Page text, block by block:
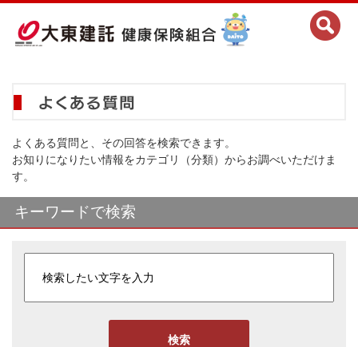
よくある質問と、その回答を検索できます。
お知りになりたい情報をカテゴリ（分類）からお調べいただけま
す。
キーワードで検索
検索